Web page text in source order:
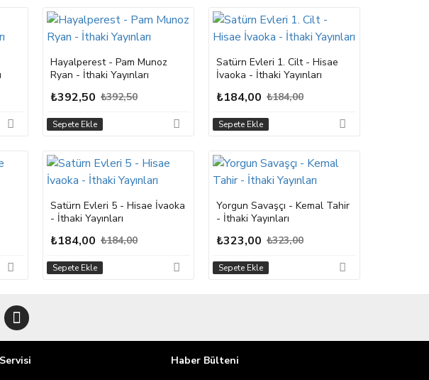
Hayalperest - Pam Munoz
Ryan - İthaki Yayınları
₺392,50 ₺392,50
Sepete Ekle
Satürn Evleri 1. Cilt - Hisae
İvaoka - İthaki Yayınları
₺184,00 ₺184,00
Sepete Ekle
Satürn Evleri 5 - Hisae İvaoka
- İthaki Yayınları
₺184,00 ₺184,00
Sepete Ekle
Yorgun Savaşçı - Kemal Tahir
- İthaki Yayınları
₺323,00 ₺323,00
Sepete Ekle
Haber Bülteni